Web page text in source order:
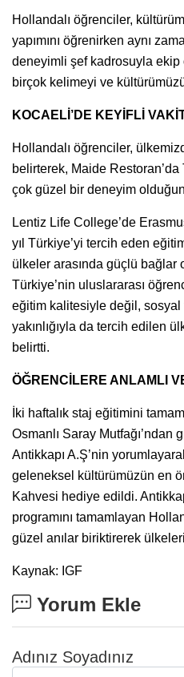
Hollandalı öğrenciler,
yapımını öğrenirken aynı
deneyimli şef kadrosuyla ekip
birçok kelimeyi ve
KOCAELİ’DE KEYİFLİ
Hollandalı öğrenciler,
belirterek, Maide Restoran’da
çok güzel bir deneyim
Lentiz Life College’de
yıl Türkiye’yi tercih eden
ülkeler arasında güçlü
Türkiye’nin uluslararası
eğitim kalitesiyle değil, sosyal
yakınlığıyla da tercih edilen
belirtti.
ÖĞRENCİLERE ANLAMLI
İki haftalık staj eğitimini
Osmanlı Saray Mutfağı’ndan
Antikkapı A.Ş’nin
geleneksel kültürümüzün en
Kahvesi hediye edildi.
programını tamamlayan
güzel anılar biriktirerek
Kaynak: IGF
Yorum Ekle
Adınız Soyadınız